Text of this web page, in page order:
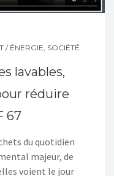
/ ÉNERGIE SOCIÉTÉ
lavables,
réduire
67
du quotidien
majeur, de
voient le jour